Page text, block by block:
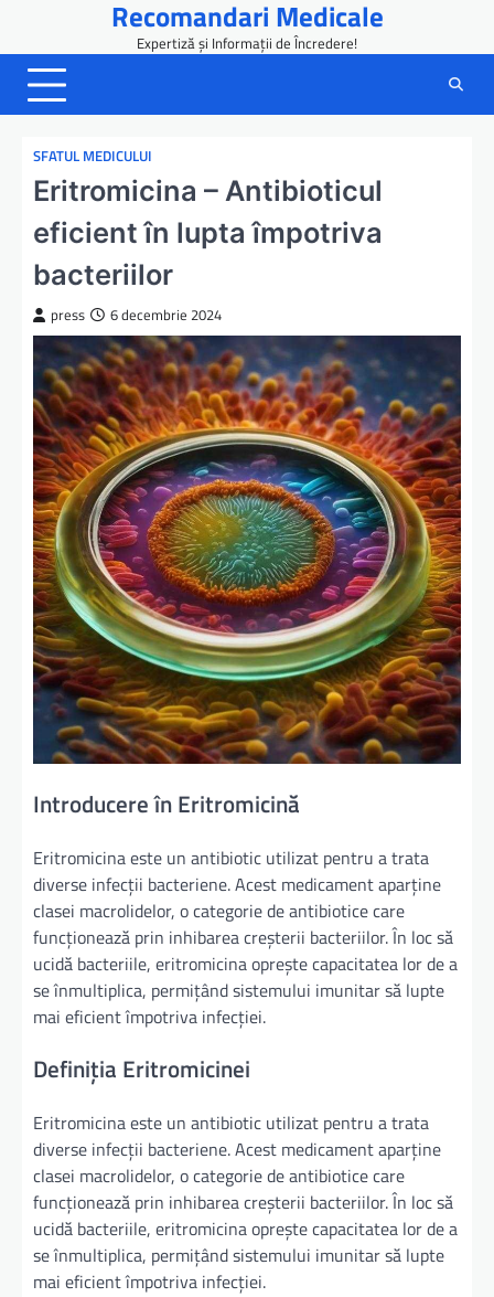
content
Recomandari Medicale
Expertiză și Informații de Încredere!
SFATUL MEDICULUI
Eritromicina – Antibioticul
eficient în lupta împotriva
bacteriilor
press 6 decembrie 2024
Introducere în Eritromicină
Eritromicina este un antibiotic utilizat pentru a trata
diverse infecții bacteriene. Acest medicament aparține
clasei macrolidelor, o categorie de antibiotice care
funcționează prin inhibarea creșterii bacteriilor. În loc să
ucidă bacteriile, eritromicina oprește capacitatea lor de a
se înmultiplica, permițând sistemului imunitar să lupte
mai eficient împotriva infecției.
Definiția Eritromicinei
Eritromicina este un antibiotic utilizat pentru a trata
diverse infecții bacteriene. Acest medicament aparține
clasei macrolidelor, o categorie de antibiotice care
funcționează prin inhibarea creșterii bacteriilor. În loc să
ucidă bacteriile, eritromicina oprește capacitatea lor de a
se înmultiplica, permițând sistemului imunitar să lupte
mai eficient împotriva infecției.